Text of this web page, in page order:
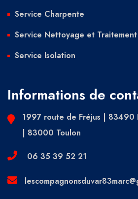
Service Charpente
Service Nettoyage et Traitement
Service Isolation
Informations de
1997 route de Fréjus | 83490
| 83000 Toulon
06 35 39 52 21